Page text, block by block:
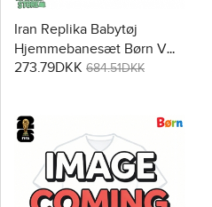
Iran Replika Babytøj
Hjemmebanesæt Børn VM
2026 Kortærmet (+ Korte
273.79DKK 684.51DKK